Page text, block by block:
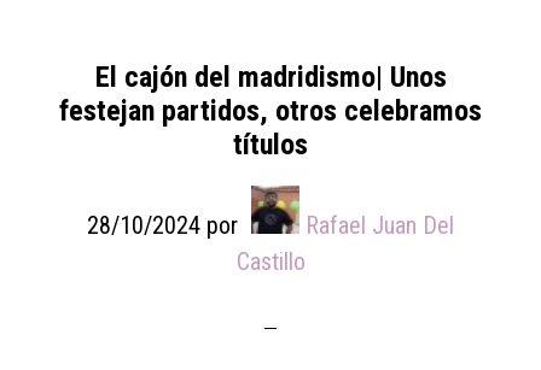
El cajón del madridismo| Unos
festejan partidos, otros celebramos
títulos
28/10/2024 por
Rafael Juan Del
Castillo